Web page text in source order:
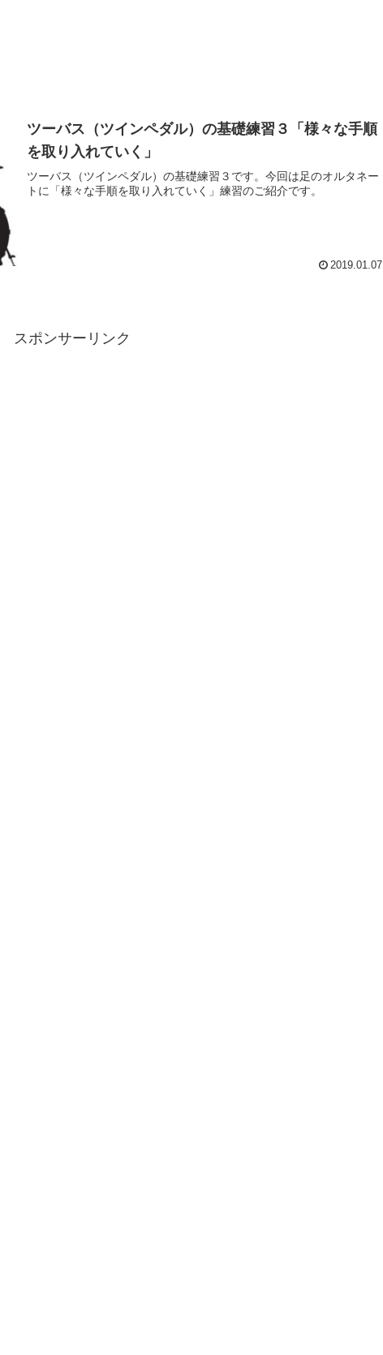
ツーバス（ツインペダル）の基礎練習３「様々な手順
を取り入れていく」
ツーバス（ツインペダル）の基礎練習３です。今回は足のオルタネー
トに「様々な手順を取り入れていく」練習のご紹介です。
2019.01.07
スポンサーリンク